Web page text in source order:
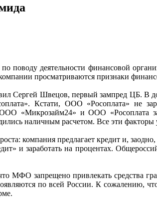
поводу деятельности финансовой
компании просматриваются признаки
Сергей Швецов, первый зампред ЦБ. В
Кстати, ООО «Росоплата» не
ООО «Микрозайм24» и ООО «Росоплата
наличным расчетом. Все эти
компания предлагает кредит и,
и заработать на процентах.
МФО запрещено привлекать средства
по всей России. К сожалению,